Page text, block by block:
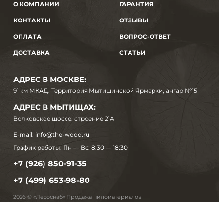
О КОМПАНИИ
КОНТАКТЫ
ОПЛАТА
ДОСТАВКА
ГАРАНТИЯ
ОТЗЫВЫ
ВОПРОС-ОТВЕТ
СТАТЬИ
АДРЕС В МОСКВЕ:
91 км МКАД. Территория Мытищинской Ярмарки, ангар №15
АДРЕС В МЫТИЩАХ:
Волковское шоссе, строение 21А
E-mail: info@the-wood.ru
График работы: Пн — Вс: 8:30 — 18:30
+7 (926) 850-91-35
+7 (499) 653-98-80
2026 © «Лесоснаб» Продажа пиломатериалов